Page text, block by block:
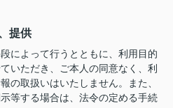
提供
によって行うとともに、利用目的
いただき、ご本人の同意なく、利
の取扱いはいたしません。また、
等する場合は、法令の定める手続